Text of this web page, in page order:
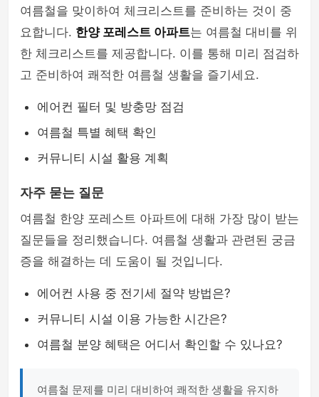
여름철을 맞이하여 체크리스트를 준비하는 것이 중
요합니다. 한양 포레스트 아파트는 여름철 대비를 위
한 체크리스트를 제공합니다. 이를 통해 미리 점검하
고 준비하여 쾌적한 여름철 생활을 즐기세요.
에어컨 필터 및 방충망 점검
여름철 특별 혜택 확인
커뮤니티 시설 활용 계획
자주 묻는 질문
여름철 한양 포레스트 아파트에 대해 가장 많이 받는
질문들을 정리했습니다. 여름철 생활과 관련된 궁금
증을 해결하는 데 도움이 될 것입니다.
에어컨 사용 중 전기세 절약 방법은?
커뮤니티 시설 이용 가능한 시간은?
여름철 분양 혜택은 어디서 확인할 수 있나요?
여름철 문제를 미리 대비하여 쾌적한 생활을 유지하